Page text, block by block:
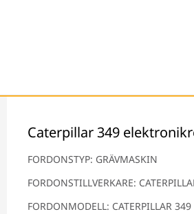
Caterpillar 349
FORDONSTYP: GRÄVMASKIN
FORDONSTILLVERKARE:
FORDONMODELL: CATERPILLAR 349